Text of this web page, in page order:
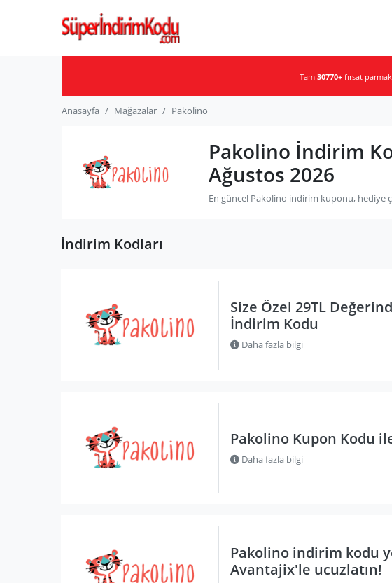
Tam 30770+ fırsat
Anasayfa Mağazalar Pakolino
Pakolino İndirim
Ağustos 2026
En güncel Pakolino indirim kuponu, hediye
İndirim Kodları
Size Özel 29TL
İndirim Kodu
Daha fazla bilgi
Pakolino Kupon Kodu
Daha fazla bilgi
Pakolino indirim kodu
Avantajix'le ucuzlatın!